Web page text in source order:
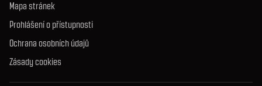
Mapa stránek
Prohlášení o přístupnosti
Ochrana osobních údajů
Zásady cookies